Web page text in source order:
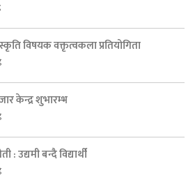
विषयक वक्तृत्वकला प्रतियोगिता
केन्द्र शुभारम्भ
: उद्यमी बन्दै विद्यार्थी